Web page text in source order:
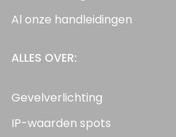
Al onze handleidingen
ALLES OVER:
Gevelverlichting
IP-waarden spots